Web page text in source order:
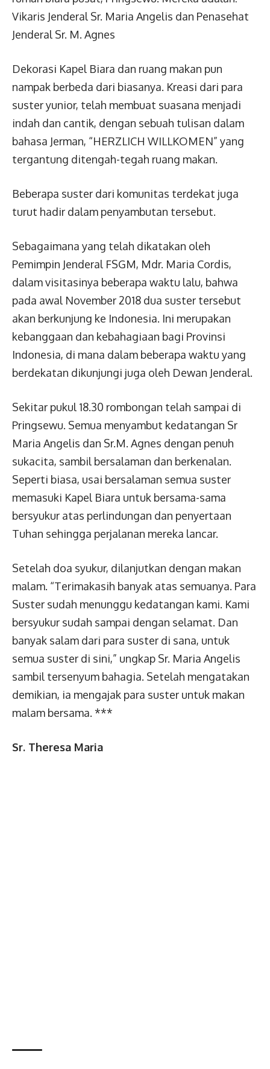
Vikaris Jenderal Sr. Maria Angelis dan Penasehat
Jenderal Sr. M. Agnes
Dekorasi Kapel Biara dan ruang makan pun
nampak berbeda dari biasanya. Kreasi dari para
suster yunior, telah membuat suasana menjadi
indah dan cantik, dengan sebuah tulisan dalam
bahasa Jerman, “HERZLICH WILLKOMEN” yang
tergantung ditengah-tegah ruang makan.
Beberapa suster dari komunitas terdekat juga
turut hadir dalam penyambutan tersebut.
Sebagaimana yang telah dikatakan oleh
Pemimpin Jenderal FSGM, Mdr. Maria Cordis,
dalam visitasinya beberapa waktu lalu, bahwa
pada awal November 2018 dua suster tersebut
akan berkunjung ke Indonesia. Ini merupakan
kebanggaan dan kebahagiaan bagi Provinsi
Indonesia, di mana dalam beberapa waktu yang
berdekatan dikunjungi juga oleh Dewan Jenderal.
Sekitar pukul 18.30 rombongan telah sampai di
Pringsewu. Semua menyambut kedatangan Sr
Maria Angelis dan Sr.M. Agnes dengan penuh
sukacita, sambil bersalaman dan berkenalan.
Seperti biasa, usai bersalaman semua suster
memasuki Kapel Biara untuk bersama-sama
bersyukur atas perlindungan dan penyertaan
Tuhan sehingga perjalanan mereka lancar.
Setelah doa syukur, dilanjutkan dengan makan
malam. “Terimakasih banyak atas semuanya. Para
Suster sudah menunggu kedatangan kami. Kami
bersyukur sudah sampai dengan selamat. Dan
banyak salam dari para suster di sana, untuk
semua suster di sini,” ungkap Sr. Maria Angelis
sambil tersenyum bahagia. Setelah mengatakan
demikian, ia mengajak para suster untuk makan
malam bersama. ***
Sr. Theresa Maria